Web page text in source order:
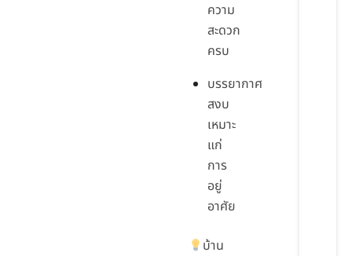
ความ
สะดวก
ครบ
บรรยากาศ
สงบ
เหมาะ
แก่
การ
อยู่
อาศัย
บ้าน